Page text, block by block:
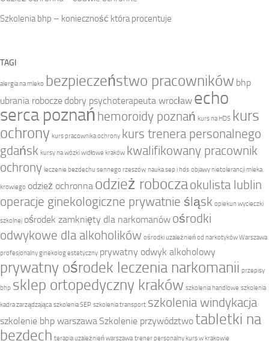
Szkolenia bhp – konieczność która procentuje
TAGI
alergia na mleko bezpieczeństwo pracowników bhp
ubrania robocze dobry psychoterapeuta wrocław echo
serca poznań hemoroidy poznań kurs na HDS kurs
ochrony kurs pracownika ochrony kurs trenera personalnego
gdańsk kursy na wózki widłowe kraków kwalifikowany pracownik
ochrony leczenie bezdechu sennego rzeszów nauka sep i hds objawy nietolerancji mleka
krowiego odzież ochronna odzież roboczaokulista lublin
operacje ginekologiczne prywatnie śląsk opiekun wycieczki
szkolnej ośrodek zamknięty dla narkomanów ośrodki
odwykowe dla alkoholików ośrodki uzależnień od narkotyków Warszawa
profesjonalny ginekolog estetyczny prywatny odwyk alkoholowy
prywatny ośrodek leczenia narkomanii przepisy
bhp sklep ortopedyczny kraków szkolenia handlowe szkolenia
kadra zarządzająca szkolenia SEP szkolenia transport szkolenia windykacja
szkolenie bhp warszawa Szkolenie przywództwotabletki na
bezdech terapia uzależnień warszawa trener personalny kurs w krakowie